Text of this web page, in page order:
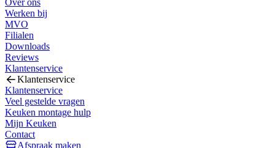
Over ons
Werken bij
MVO
Filialen
Downloads
Reviews
Klantenservice
Klantenservice
Klantenservice
Veel gestelde vragen
Keuken montage hulp
Mijn Keuken
Contact
Afspraak maken